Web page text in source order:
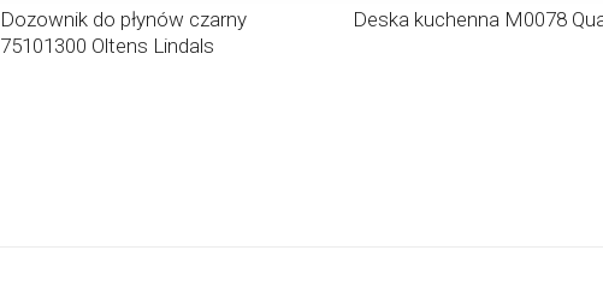
Dozownik do płynów czarny
75101300 Oltens Lindals
Deska kuchenna M0078